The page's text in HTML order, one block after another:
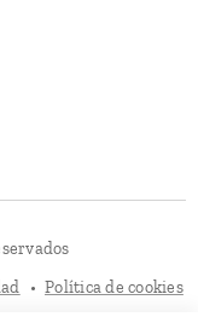
Política de cookies